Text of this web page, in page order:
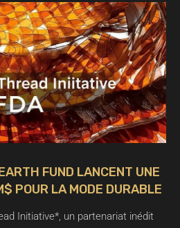
FUND LANCENT UNE
POUR LA MODE DURABLE
Initiative*, un partenariat inédit